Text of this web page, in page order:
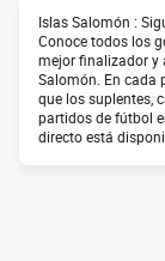
Islas Salomón :
Conoce todos los
mejor finalizador y
Salomón. En cada
que los suplentes,
partidos de fútbol
directo está